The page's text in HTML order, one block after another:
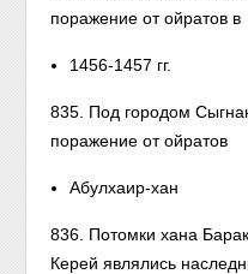
поражение от ойратов в
1456-1457 гг.
835. Под городом
поражение от ойратов
Абулхаир-хан
836. Потомки хана
Керей являлись